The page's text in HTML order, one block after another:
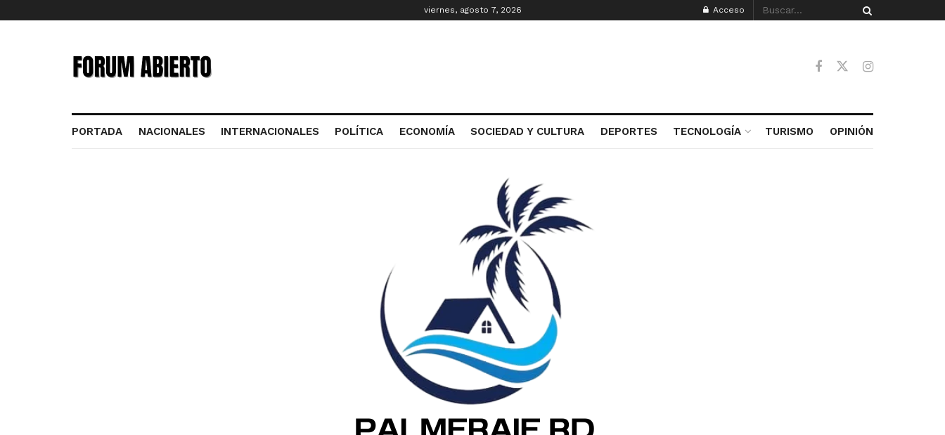
viernes, agosto 7, 2026 Acceso
PORTADA NACIONALES INTERNACIONALES POLÍTICA ECONOMÍA SOCIEDAD Y CULTURA DEPORTES TECNOLOGÍA TURISMO OPINIÓN